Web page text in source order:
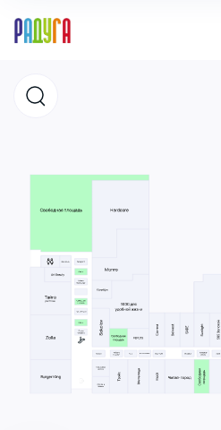
Кафе и рестораны
Услуги и сервис
Свободная площадь